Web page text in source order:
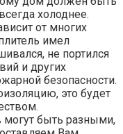
холоднее.
от многих
имел
не портился
и других
безопасности.
это будет
могут быть разными,